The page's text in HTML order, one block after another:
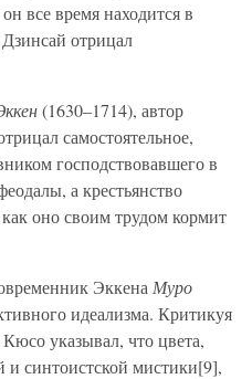
все время находится в
отрицал
(1630–1714), автор
самостоятельное,
господствовавшего в
а крестьянство
оно своим трудом кормит
Эккена Муро
идеализма. Критикуя
указывал, что цвета,
и синтоистской мистики[9],